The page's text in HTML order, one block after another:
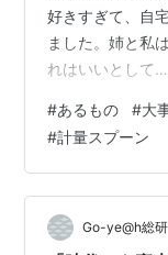
好きすぎて、自
ました。姉と私
れはいいとして
いたものを使え
スプーンも「家
うので、しばし
す。🤣🤣🤣歪ん
この計量スプー
#あるもの #大
#計量スプーン
Go-ye@h総研